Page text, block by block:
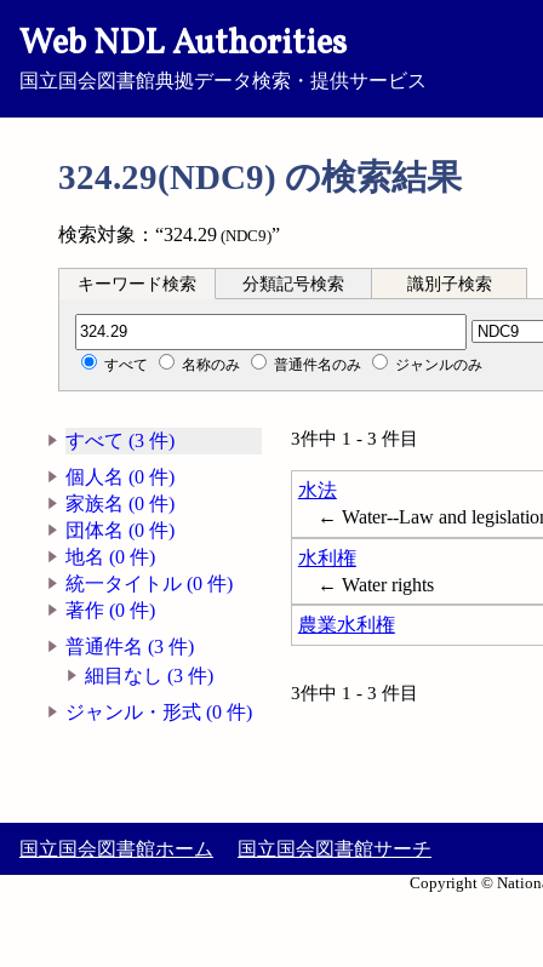
Web NDL Authorities
国立国会図書館典拠データ検索・提供サービス
324.29(NDC9) の検索結果
検索対象：“324.29 (NDC9)”
キーワード検索 分類記号検索 識別子検索
分類記号検索
すべて 名称のみ 普通件名のみ ジャンルのみ
すべて (3 件)
個人名 (0 件)
家族名 (0 件)
団体名 (0 件)
地名 (0 件)
統一タイトル (0 件)
著作 (0 件)
普通件名 (3 件)
細目なし (3 件)
ジャンル・形式 (0 件)
3件中 1 - 3 件目
水法
← Water--Law and
水利権
← Water rights
農業水利権
3件中 1 - 3 件目
国立国会図書館ホーム 国立国会図書館サーチ
Copyright ©